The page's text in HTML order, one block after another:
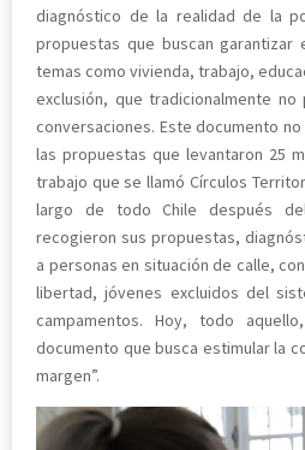
diagnóstico de la realidad de la
propuestas que buscan
temas como vivienda, trabajo,
exclusión, que tradicionalmente
conversaciones. Este documento
las propuestas que levantaron 25
trabajo que se llamó Círculos
largo de todo Chile después
recogieron sus propuestas,
a personas en situación de calle,
libertad, jóvenes excluidos del
campamentos. Hoy, todo
documento que busca estimular la
margen”.